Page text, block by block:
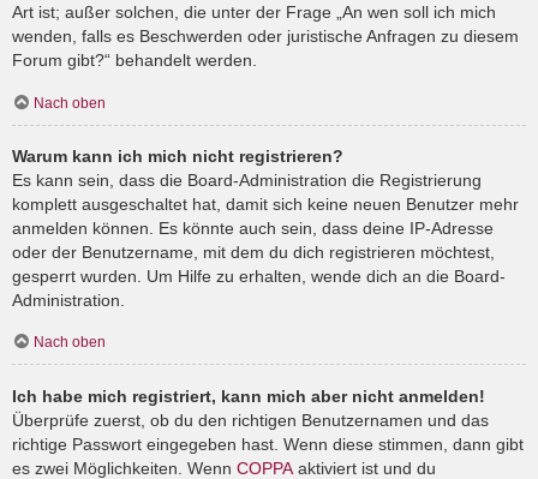
Art ist; außer solchen, die unter der Frage „An wen soll ich mich
wenden, falls es Beschwerden oder juristische Anfragen zu diesem
Forum gibt?“ behandelt werden.
Nach oben
Warum kann ich mich nicht registrieren?
Es kann sein, dass die Board-Administration die Registrierung
komplett ausgeschaltet hat, damit sich keine neuen Benutzer mehr
anmelden können. Es könnte auch sein, dass deine IP-Adresse
oder der Benutzername, mit dem du dich registrieren möchtest,
gesperrt wurden. Um Hilfe zu erhalten, wende dich an die Board-
Administration.
Nach oben
Ich habe mich registriert, kann mich aber nicht anmelden!
Überprüfe zuerst, ob du den richtigen Benutzernamen und das
richtige Passwort eingegeben hast. Wenn diese stimmen, dann gibt
es zwei Möglichkeiten. Wenn COPPA aktiviert ist und du